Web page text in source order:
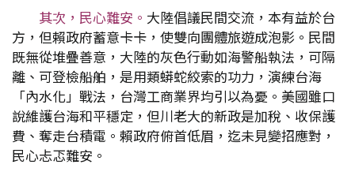
其次，民心難安。 大陸倡議民間交流，本有益於台
方，但賴政府蓄意卡卡，使雙向團體旅遊成泡影。民間
既無從堆疊善意，大陸的灰色行動如海警船執法，可隔
離、可登檢船舶，是用類蟒蛇絞索的功力，演練台海
「內水化」戰法，台灣工商業界均引以為憂。美國雖口
說維護台海和平穩定，但川老大的新政是加稅、收保護
費、奪走台積電。賴政府俯首低眉，迄未見變招應對，
民心忐忑難安。